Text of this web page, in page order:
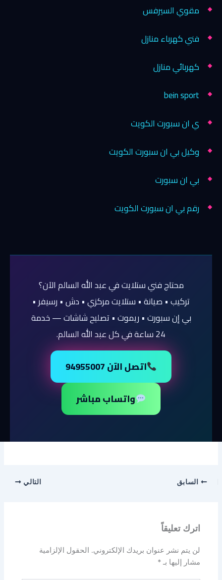
مقوي السيرفس
فني كهرباء منازل
كهربائي منازل
bein sport
ي ان سبورت الكويت
وكيل بي ان سبورت الكويت
بي ان سبورت
رقم بي ان سبورت الكويت
محتاج فني ستلايت في عبد الله السالم الآن؟
تركيب • صيانة • ستلايت مركزي • دش • رسيفر •
بي إن سبورت • ريموت • تصليح شاشات — خدمة
24 ساعة في كل عبد الله السالم.
اتصل الآن 94955007
واتساب مباشر
السابق التالي
اترك تعليقاً
لن يتم نشر عنوان بريدك الإلكتروني. الحقول الإلزامية
مشار إليها بـ*